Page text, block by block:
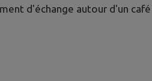
d'échange autour d'un